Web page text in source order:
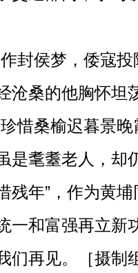
侯梦，倭寇投
沧桑的他胸怀坦
惜桑榆迟暮景
是耄耋老人，却
残年”，作为黄
一和富强再立新
们再见。［摄制